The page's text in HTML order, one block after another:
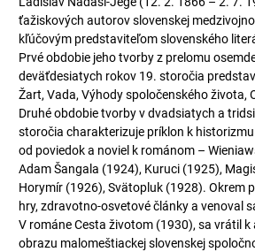
ťažiskových autorov slovenskej
kľúčovým predstaviteľom slovenského
Prvé obdobie jeho tvorby z prelomu
deväťdesiatych rokov 19. storočia
Žart, Vada, Výhody spoločenského života,
Druhé obdobie tvorby v dvadsiatych a
storočia charakterizuje príklon k
od poviedok a noviel k románom –
Adam Šangala (1924), Kuruci (1925),
Horymír (1926), Svätopluk (1928). Okrem
hry, zdravotno-osvetové články a venoval
V románe Cesta životom (1930), sa vrátil k
obrazu malomeštiackej slovenskej